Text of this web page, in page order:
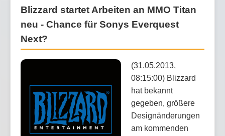
Blizzard startet Arbeiten an MMO Titan
neu - Chance für Sonys Everquest
Next?
(31.05.2013,
08:15:00) Blizzard
hat bekannt
gegeben, größere
Designänderungen
am kommenden